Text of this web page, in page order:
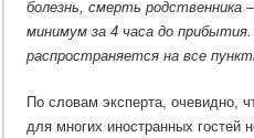
болезнь, смерть родственника
минимум за 4 часа до прибытия.
распространяется на все
По словам эксперта, очевидно,
для многих иностранных гостей